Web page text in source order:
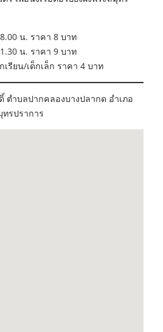
น. ราคา 8 บาท
น. ราคา 9 บาท
รียน/เด็กเล็ก ราคา 4 บาท
ตำบลปากคลองบางปลากด อำเภอ
ทรปราการ